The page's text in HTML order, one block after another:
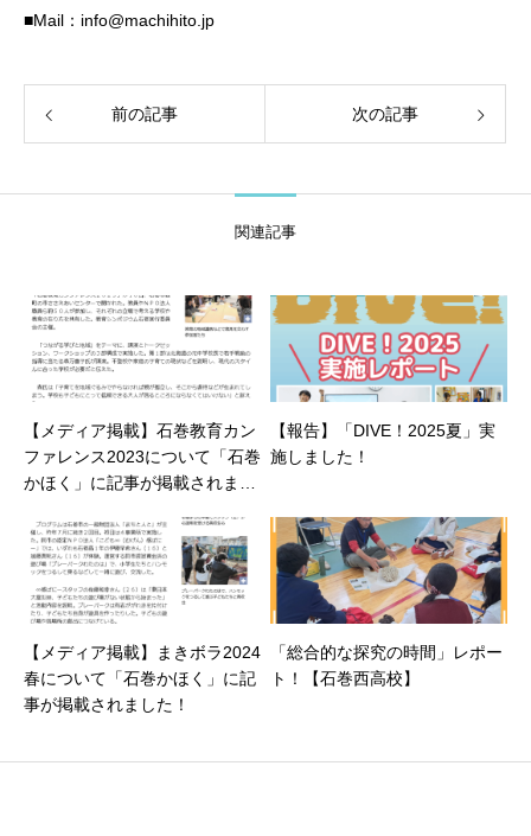
■Mail：info@machihito.jp
前の記事 次の記事
関連記事
【メディア掲載】石巻教育カン
ファレンス2023について「石巻
かほく」に記事が掲載されまし
【報告】「DIVE！2025夏」実
施しました！
【メディア掲載】まきボラ2024
春について「石巻かほく」に記
事が掲載されました！
「総合的な探究の時間」レポー
ト！【石巻西高校】